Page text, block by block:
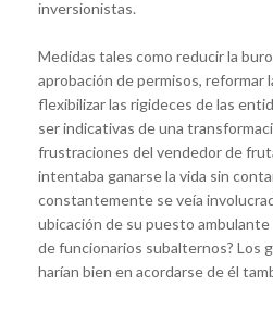
inversionistas.
Medidas tales como reducir la
aprobación de permisos, reformar
flexibilizar las rigideces de las
ser indicativas de una
frustraciones del vendedor de
intentaba ganarse la vida sin
constantemente se veía
ubicación de su puesto
de funcionarios subalternos? Los
harían bien en acordarse de él